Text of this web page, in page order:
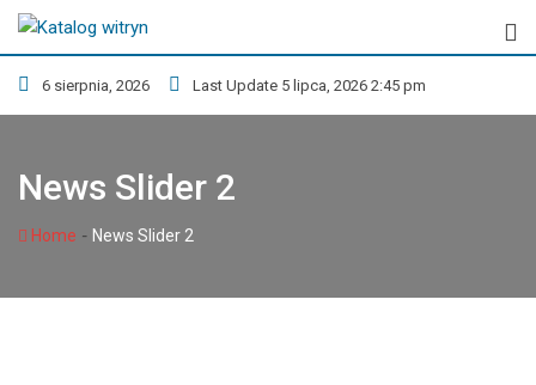
6 sierpnia, 2026 Last Update 5 lipca, 2026 2:45 pm
News Slider 2
Home - News Slider 2